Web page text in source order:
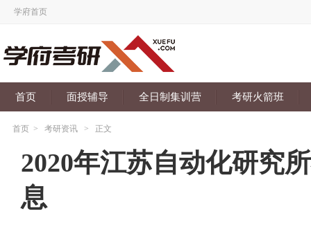
学府首页
首页 面授辅导 全日制集训营 考研火箭班
首页 > 考研资讯 > 正文
2020年江苏自动化研究
息